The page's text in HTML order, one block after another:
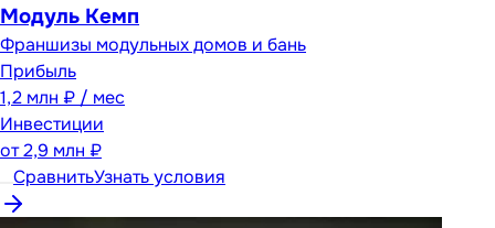
Модуль Кемп
Франшизы модульных домов и бань
Прибыль
1,2 млн ₽ / мес
Инвестиции
от2,9 млн ₽
СравнитьУзнать условия